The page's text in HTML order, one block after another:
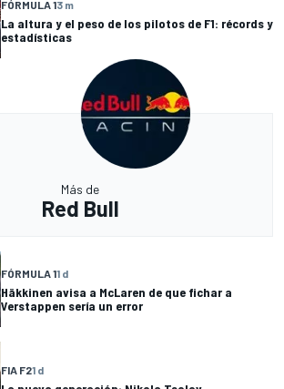
FÓRMULA 13 m
La altura y el peso de los pilotos de F1: récords y
estadísticas
Más de
Red Bull
FÓRMULA 11 d
Häkkinen avisa a McLaren de que fichar a
Verstappen sería un error
FIA F21 d